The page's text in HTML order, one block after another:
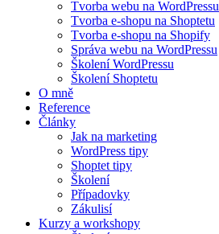
Tvorba webu na WordPressu
Tvorba e-shopu na Shoptetu
Tvorba e-shopu na Shopify
Správa webu na WordPressu
Školení WordPressu
Školení Shoptetu
O mně
Reference
Články
Jak na marketing
WordPress tipy
Shoptet tipy
Školení
Případovky
Zákulisí
Kurzy a workshopy